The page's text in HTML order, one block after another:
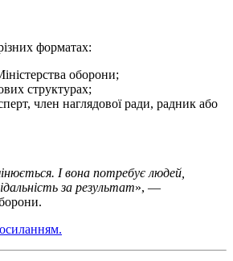
форматах:
оборони;
структурах;
член наглядової ради, радник або
І вона потребує людей,
за результат», —